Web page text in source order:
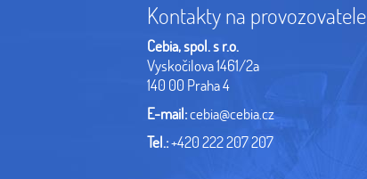
Kontakty na provozovatele
Cebia, spol. s r.o.
Vyskočilova 1461/2a
140 00 Praha 4
E-mail:cebia@cebia.cz
Tel.:+420 222 207 207